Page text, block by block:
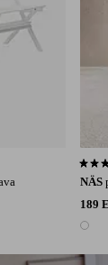
NÄS
189
1 väri
4,6